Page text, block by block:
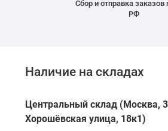
Сбор и отправка заказов
РФ
Наличие на складах
Центральный склад (Москва,
Хорошёвская улица, 18к1)